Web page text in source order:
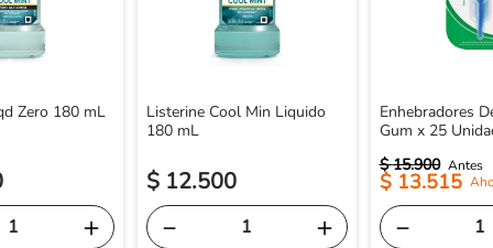
Zero 180 mL
＋
Listerine Cool Min Liquido
180 mL
$ 12.500
＋
－
Enhebradores
Gum x 25
$ 15.900
$ 13.515
－